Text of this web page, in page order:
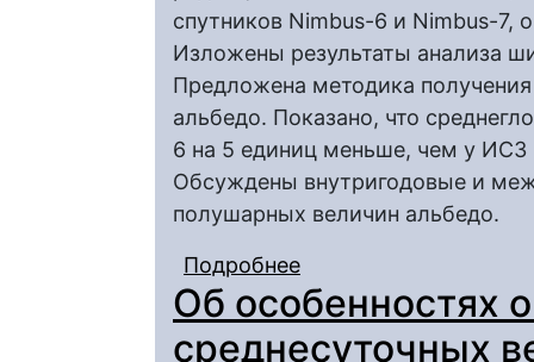
спутников Nimbus-6 и Nimbus-7,
Изложены результаты анализа
Предложена методика
альбедо. Показано, что
6 на 5 единиц меньше, чем у ИСЗ
Обсуждены внутригодовые и
полушарных величин альбедо.
Подробнее
длинноволновая
Об особенностях
среднесуточных